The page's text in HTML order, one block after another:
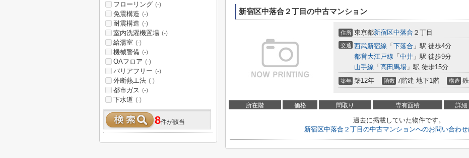
新宿区中落合２丁目の中古マンション
住所 東京都新宿区中落合 ２丁目
交通 西武新宿線 「 下落合 」駅 徒歩4分
都営大江戸線 「 中井 」駅 徒歩9分
山手線 「 高田馬場 」駅 徒歩15分
築年 築12年 階数 7階建 地下1階 構造
所在階 価格 間取り 専有面積 詳細
過去に掲載していた物件です。
新宿区中落合２丁目の中古マンションへのお問い合わせ
フローリング (-)
免震構造 (-)
耐震構造 (-)
室内洗濯機置場 (-)
給湯室 (-)
機械警備 (-)
OAフロア (-)
バリアフリー (-)
外断熱工法 (-)
都市ガス (-)
下水道 (-)
8件が該当